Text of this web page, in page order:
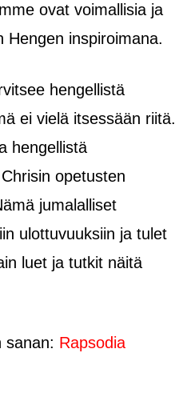
ovat voimallisia ja
Hengen inspiroimana.
hengellistä
ei vielä itsessään riitä.
hengellistä
opetusten
jumalalliset
ulottuvuuksiin ja tulet
luet ja tutkit näitä
sanan: Rapsodia